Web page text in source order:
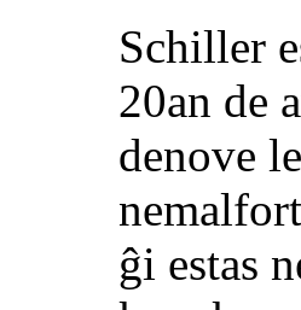
Schiller
20an de
denove
ĝi estas